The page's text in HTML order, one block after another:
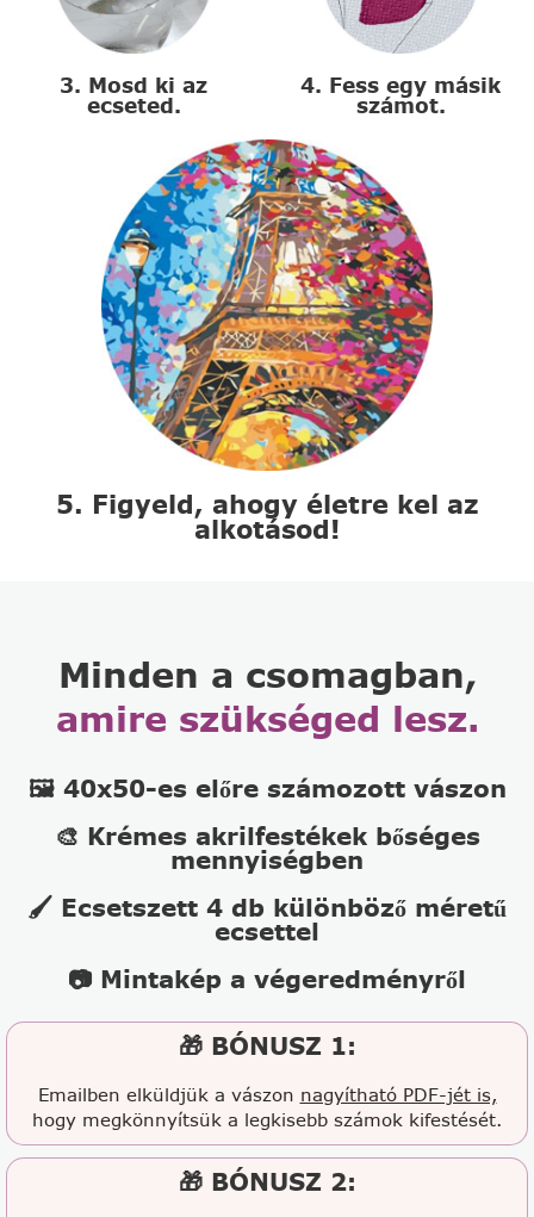
3. Mosd ki az
ecseted.
4. Fess egy másik
számot.
5. Figyeld, ahogy életre kel az
alkotásod!
Minden a csomagban,
amire szükséged lesz.
🖼️ 40x50-es előre számozott vászon
🎨 Krémes akrilfestékek bőséges
mennyiségben
🖌️ Ecsetszett 4 db különböző méretű
ecsettel
📷 Mintakép a végeredményről
🎁 BÓNUSZ 1:
Emailben elküldjük a vászon nagyítható PDF-jét is,
hogy megkönnyítsük a legkisebb számok kifestését.
🎁 BÓNUSZ 2: